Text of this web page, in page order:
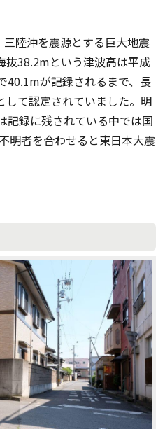
陸沖を震源とする巨大地震
抜38.2mという津波高は平成
40.1mが記録されるまで、長
して認定されていました。明
記録に残されている中では国
明者を合わせると東日本大震